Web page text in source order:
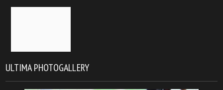
ULTIMA PHOTOGALLERY